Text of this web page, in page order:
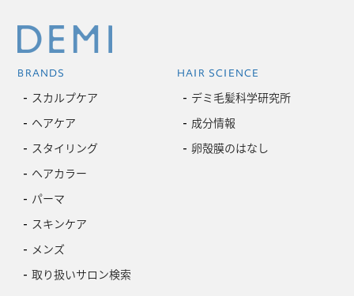
BRANDS
スカルプケア
ヘアケア
スタイリング
ヘアカラー
パーマ
スキンケア
メンズ
取り扱いサロン検索
HAIR SCIENCE
デミ毛髪科学研究所
成分情報
卵殻膜のはなし